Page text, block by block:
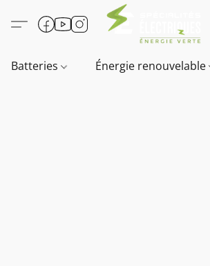
Batteries Énergie renouvelable